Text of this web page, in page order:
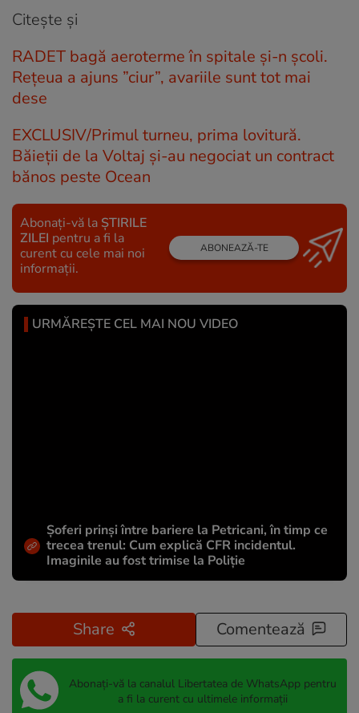
Citește și
RADET bagă aeroterme în spitale și-n școli.
Rețeua a ajuns ”ciur”, avariile sunt tot mai
dese
EXCLUSIV/Primul turneu, prima lovitură.
Băieții de la Voltaj și-au negociat un contract
bănos peste Ocean
Abonați-vă la ȘTIRILE
ZILEI pentru a fi la
curent cu cele mai noi
informații.
ABONEAZĂ-TE
URMĂREȘTE CEL MAI NOU VIDEO
Șoferi prinși între bariere la Petricani, în timp ce
trecea trenul: Cum explică CFR incidentul.
Imaginile au fost trimise la Poliție
Share Comentează
Abonați-vă la canalul Libertatea de WhatsApp pentru
a fi la curent cu ultimele informații